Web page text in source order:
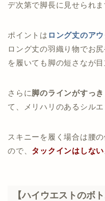
デ次第で脚長に見せられ
ポイントは ロング丈のア
ロング丈の羽織り物でお
を履いても脚の短さなが目
さらに脚のラインがすっき
て、メリハリのあるシルエ
スキニーを履く場合は腰
ので、 タックインはしない
【ハイウエストのボ